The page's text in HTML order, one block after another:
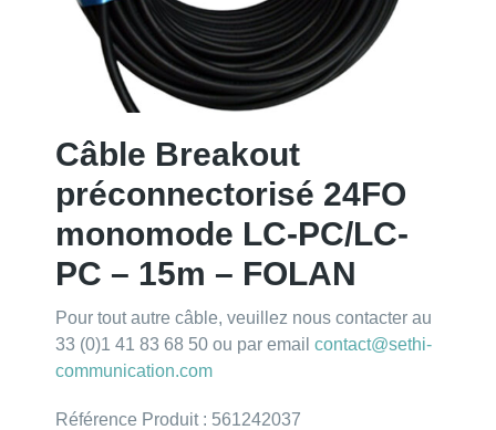
Câble Breakout
préconnectorisé 24FO
monomode LC-PC/LC-
PC – 15m – FOLAN
Pour tout autre câble, veuillez nous contacter au
33 (0)1 41 83 68 50 ou par emailcontact@sethi-
communication.com
Référence Produit : 561242037